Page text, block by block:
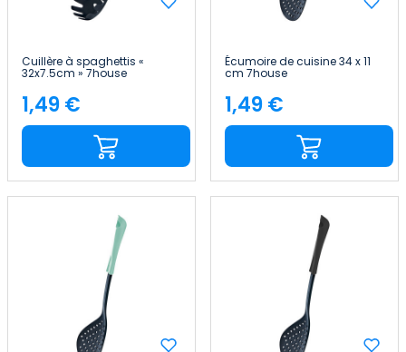
Cuillère à spaghettis «
32x7.5cm » 7house
Price
1,49 €
Écumoire de cuisine 34 x 11
cm 7house
Price
1,49 €